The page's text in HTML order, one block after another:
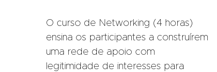
O curso de Networking (4 horas)
ensina os participantes a construírem
uma rede de apoio com
legitimidade de interesses para